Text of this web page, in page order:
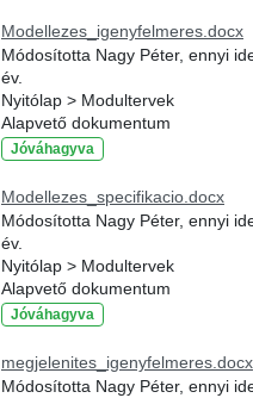
Modellezes_igenyfelmeres.docx
Módosította Nagy Péter, ennyi
év.
Nyitólap > Modultervek
Alapvető dokumentum
Jóváhagyva
Modellezes_specifikacio.docx
Módosította Nagy Péter, ennyi
év.
Nyitólap > Modultervek
Alapvető dokumentum
Jóváhagyva
megjelenites_igenyfelmeres.docx
Módosította Nagy Péter, ennyi